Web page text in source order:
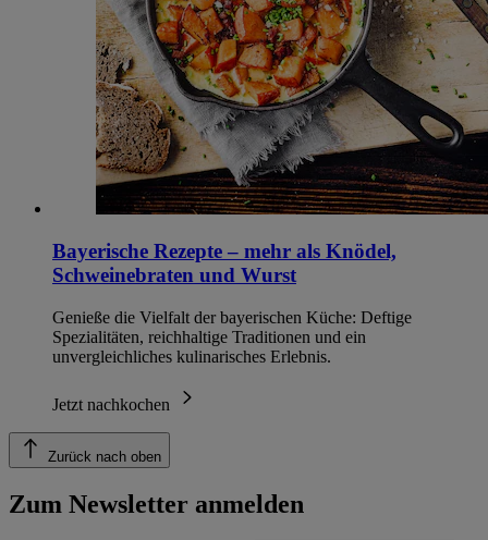
Bayerische Rezepte – mehr als Knödel,
Schweinebraten und Wurst
Genieße die Vielfalt der bayerischen Küche: Deftige
Spezialitäten, reichhaltige Traditionen und ein
unvergleichliches kulinarisches Erlebnis.
Jetzt nachkochen
Zurück nach oben
Zum Newsletter anmelden